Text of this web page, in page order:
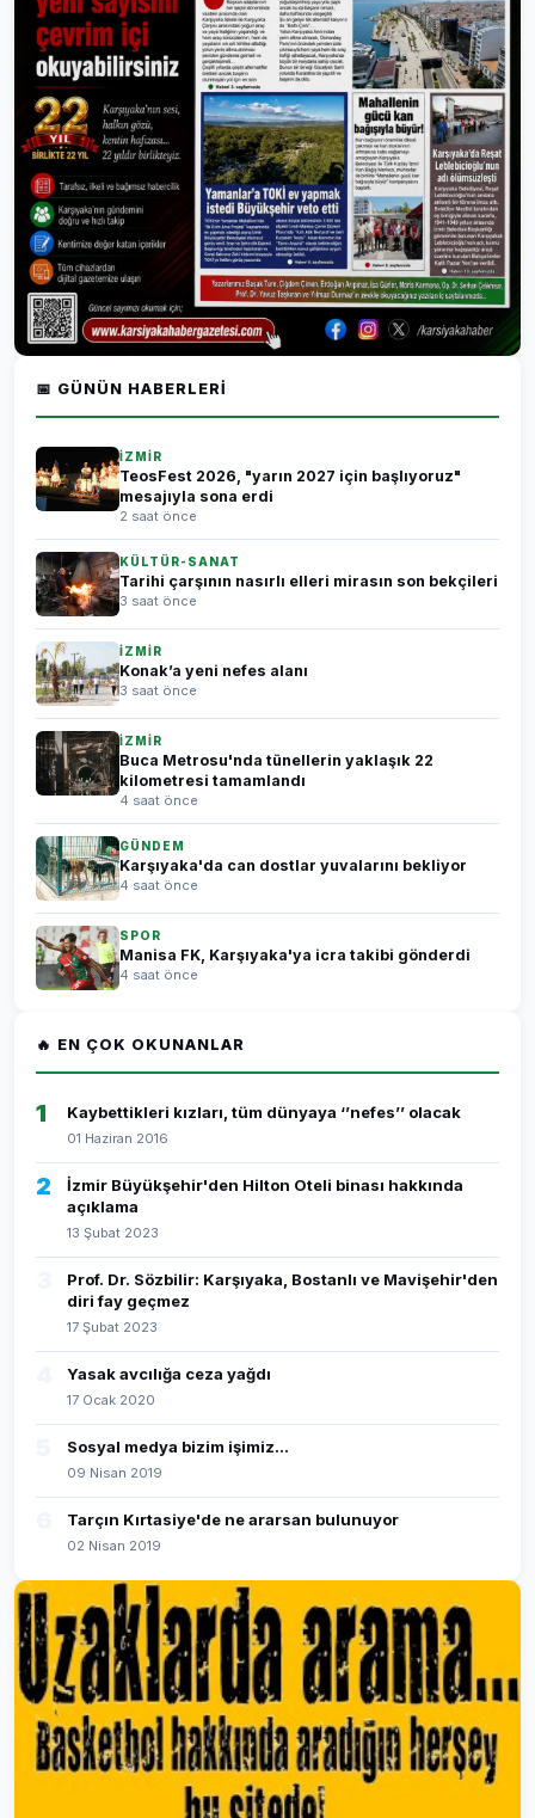
📅 GÜNÜN HABERLERI
İZMİR
TeosFest 2026, "yarın 2027 için başlıyoruz"
mesajıyla sona erdi
2 saat önce
KÜLTÜR-SANAT
Tarihi çarşının nasırlı elleri mirasın son bekçileri
3 saat önce
İZMİR
Konak’a yeni nefes alanı
3 saat önce
İZMİR
Buca Metrosu'nda tünellerin yaklaşık 22
kilometresi tamamlandı
4 saat önce
GÜNDEM
Karşıyaka'da can dostlar yuvalarını bekliyor
4 saat önce
SPOR
Manisa FK, Karşıyaka'ya icra takibi gönderdi
4 saat önce
🔥 EN ÇOK OKUNANLAR
1 Kaybettikleri kızları, tüm dünyaya ‘’nefes’’ olacak
01 Haziran 2016
2
İzmir Büyükşehir'den Hilton Oteli binası hakkında
açıklama
13 Şubat 2023
Prof. Dr. Sözbilir: Karşıyaka, Bostanlı ve Mavişehir'den
diri fay geçmez
17 Şubat 2023
Yasak avcılığa ceza yağdı
17 Ocak 2020
Sosyal medya bizim işimiz...
09 Nisan 2019
Tarçın Kırtasiye'de ne ararsan bulunuyor
02 Nisan 2019